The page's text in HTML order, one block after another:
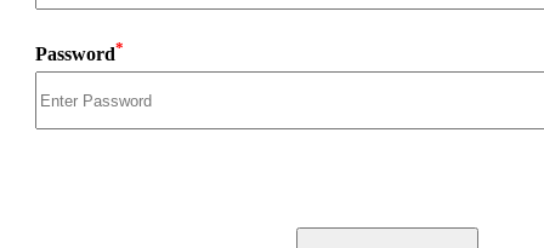
Password*